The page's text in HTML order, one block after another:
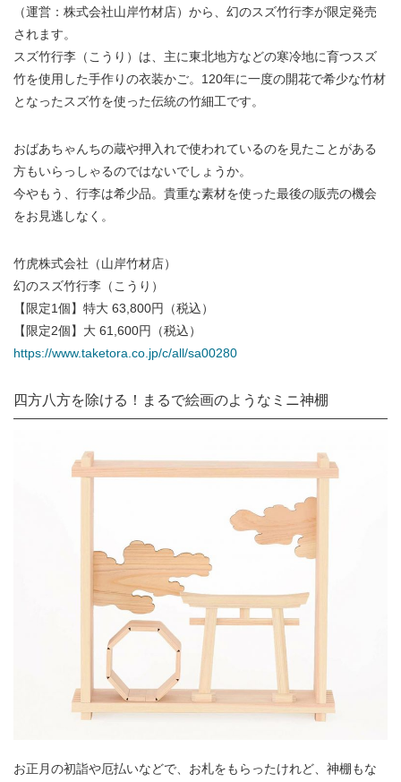
（運営：株式会社山岸竹材店）から、幻のスズ竹行李が限定発売
されます。
スズ竹行李（こうり）は、主に東北地方などの寒冷地に育つスズ
竹を使用した手作りの衣装かご。120年に一度の開花で希少な竹材
となったスズ竹を使った伝統の竹細工です。
おばあちゃんちの蔵や押入れで使われているのを見たことがある
方もいらっしゃるのではないでしょうか。
今やもう、行李は希少品。貴重な素材を使った最後の販売の機会
をお見逃しなく。
竹虎株式会社（山岸竹材店）
幻のスズ竹行李（こうり）
【限定1個】特大 63,800円（税込）
【限定2個】大 61,600円（税込）
https://www.taketora.co.jp/c/all/sa00280
四方八方を除ける！まるで絵画のようなミニ神棚
お正月の初詣や厄払いなどで、お札をもらったけれど、神棚もな